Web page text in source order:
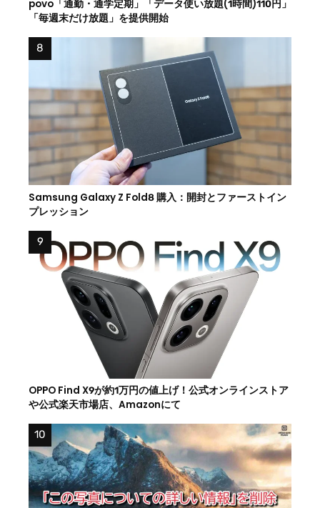
povo「通勤・通学定期」「データ使い放題(1時間)110円」
「毎週末だけ放題」を提供開始
Samsung Galaxy Z Fold8 購入：開封とファーストイン
プレッション
OPPO Find X9が約1万円の値上げ！公式オンラインストア
や公式楽天市場店、Amazonにて